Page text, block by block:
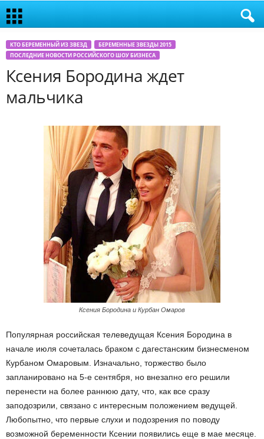
КТО БЕРЕМЕННЫЙ ИЗ ЗВЕЗД
БЕРЕМЕННЫЕ ЗВЕЗДЫ 2015
ПОСЛЕДНИЕ НОВОСТИ РОССИЙСКОГО ШОУ БИЗНЕСА
Ксения Бородина ждет
мальчика
Ксения Бородина и Курбан Омаров
Популярная российская телеведущая Ксения Бородина в
начале июля сочеталась браком с дагестанским бизнесменом
Курбаном Омаровым. Изначально, торжество было
запланировано на 5-е сентября, но внезапно его решили
перенести на более раннюю дату, что, как все сразу
заподозрили, связано с интересным положением ведущей.
Любопытно, что первые слухи и подозрения по поводу
возможной беременности Ксении появились еще в мае месяце.